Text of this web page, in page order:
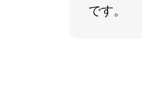
です。